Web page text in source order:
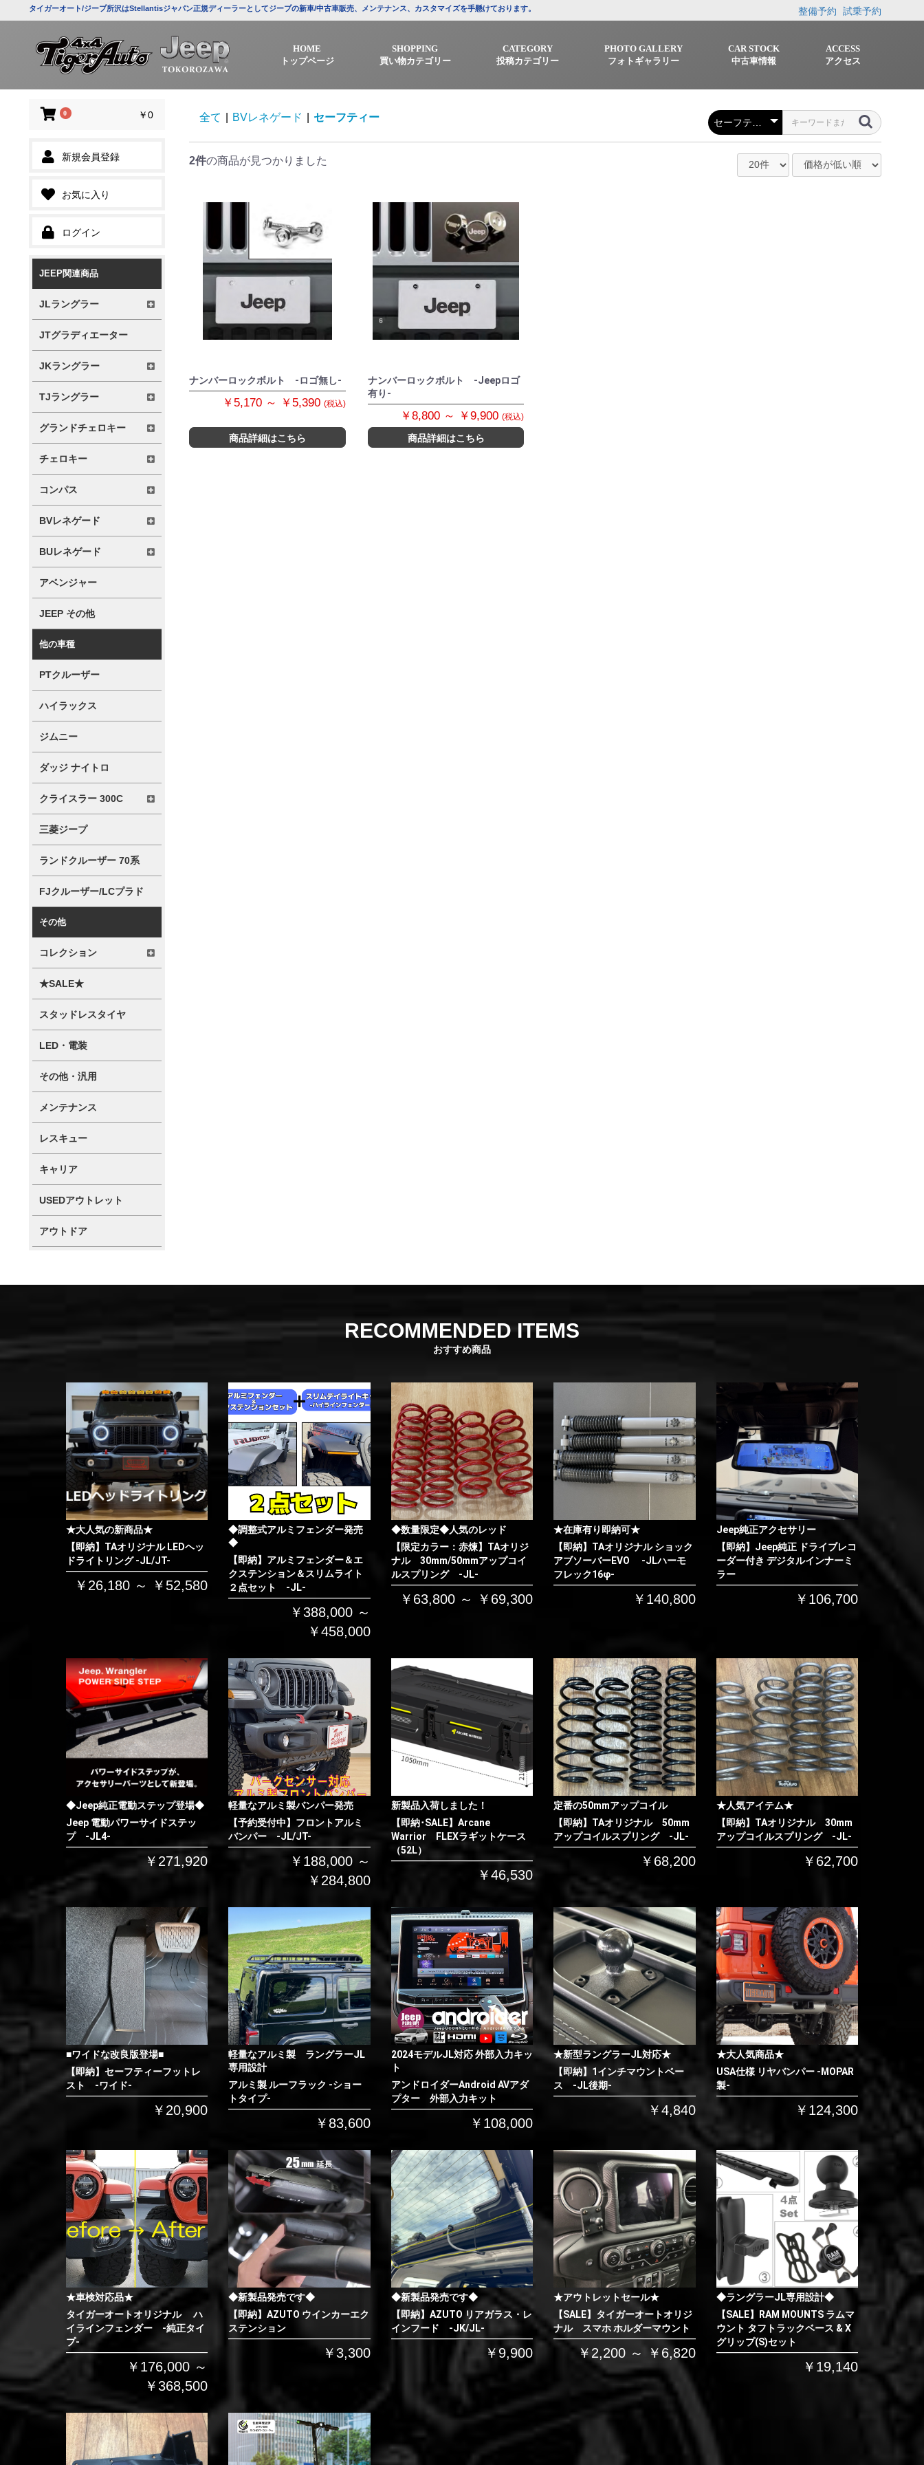
タイガーオート/ジープ所沢はStellantisジャパン正規ディーラーとしてジープの新車/中古車販売、メンテナンス、カスタマイズを手懸けております。 整備予約 試乗予約
HOME
トップページ
SHOPPING
買い物カテゴリー
CATEGORY
投稿カテゴリー
PHOTO GALLERY
フォトギャラリー
CAR STOCK
中古車情報
ACCESS
アクセス
0 ￥0
新規会員登録
お気に入り
ログイン
JEEP関連商品
JLラングラー
JTグラディエーター
JKラングラー
TJラングラー
グランドチェロキー
チェロキー
コンパス
BVレネゲード
BUレネゲード
アベンジャー
JEEP その他
他の車種
PTクルーザー
ハイラックス
ジムニー
ダッジ ナイトロ
クライスラー 300C
三菱ジープ
ランドクルーザー 70系
FJクルーザー/LCプラド
その他
コレクション
★SALE★
スタッドレスタイヤ
LED・電装
その他・汎用
メンテナンス
レスキュー
キャリア
USEDアウトレット
アウトドア
全て BVレネゲード セーフティー
2件の商品が見つかりました
ナンバーロックボルト -ロゴ無し-
￥5,170 ～ ￥5,390 (税込)
商品詳細はこちら
ナンバーロックボルト -Jeepロゴ
有り-
￥8,800 ～ ￥9,900(税込)
商品詳細はこちら
お買い物を続ける カートへ進む
RECOMMENDED ITEMS
おすすめ商品
★大人気の新商品★
【即納】TAオリジナル LEDヘッ
ドライトリング -JL/JT-
￥26,180 ～ ￥52,580
◆調整式アルミフェンダー発売
◆
【即納】アルミフェンダー＆エ
クステンション＆スリムライト
２点セット -JL-
￥388,000 ～
￥458,000
◆数量限定◆人気のレッド
【限定カラー：赤煉】TAオリジ
ナル 30mm/50mmアップコイ
ルスプリング -JL-
￥63,800 ～ ￥69,300
★在庫有り即納可★
【即納】TAオリジナル ショック
アブソーバーEVO -JLハーモ
フレック16φ-
￥140,800
Jeep純正アクセサリー
【即納】Jeep純正 ドライブレコ
ーダー付き デジタルインナーミ
ラー
￥106,700
◆Jeep純正電動ステップ登場◆
Jeep 電動パワーサイドステッ
プ -JL4-
￥271,920
軽量なアルミ製バンパー発売
【予約受付中】フロントアルミ
バンパー -JL/JT-
￥188,000 ～
￥284,800
新製品入荷しました！
【即納･SALE】Arcane
Warrior FLEXラギットケース
（52L）
￥46,530
定番の50mmアップコイル
【即納】TAオリジナル 50mm
アップコイルスプリング -JL-
￥68,200
★人気アイテム★
【即納】TAオリジナル 30mm
アップコイルスプリング -JL-
￥62,700
■ワイドな改良版登場■
【即納】セーフティーフットレ
スト -ワイド-
￥20,900
軽量なアルミ製 ラングラーJL
専用設計
アルミ製 ルーフラック -ショー
トタイプ-
￥83,600
2024モデルJL対応 外部入力キッ
ト
アンドロイダーAndroid AVアダ
プター 外部入力キット
￥108,000
★新型ラングラーJL対応★
【即納】1インチマウントベー
ス -JL後期-
￥4,840
★大人気商品★
USA仕様 リヤバンパー -MOPAR
製-
￥124,300
★車検対応品★
タイガーオートオリジナル ハ
イラインフェンダー -純正タイ
プ-
￥176,000 ～
￥368,500
◆新製品発売です◆
【即納】AZUTO ウインカーエク
ステンション
￥3,300
◆新製品発売です◆
【即納】AZUTO リアガラス・レ
インフード -JK/JL-
￥9,900
★アウトレットセール★
【SALE】タイガーオートオリジ
ナル スマホ ホルダーマウント
￥2,200 ～ ￥6,820
◆ラングラーJL専用設計◆
【SALE】RAM MOUNTS ラムマ
ウント タフトラックベース & X
グリップ(S)セット
￥19,140